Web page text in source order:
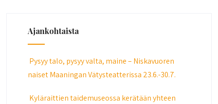
Ajankohtaista
Pysyy talo, pysyy valta, maine – Niskavuoren
naiset Maaningan Vätysteatterissa 23.6.-30.7.
Kyläraittien taidemuseossa kerätään yhteen